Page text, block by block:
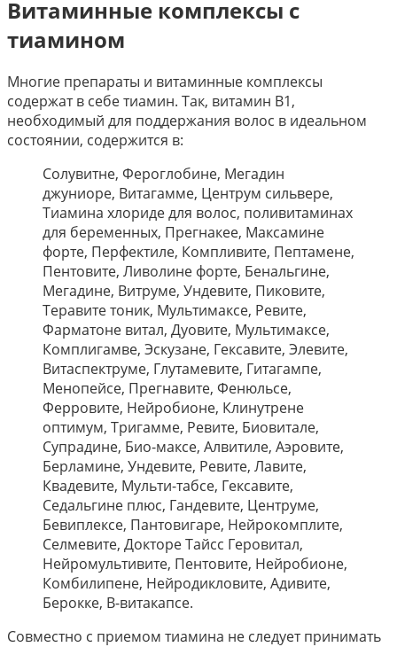
Витаминные комплексы с
тиамином
Многие препараты и витаминные комплексы
содержат в себе тиамин. Так, витамин В1,
необходимый для поддержания волос в идеальном
состоянии, содержится в:
Солувитне, Фероглобине, Мегадин
джуниоре, Витагамме, Центрум сильвере,
Тиамина хлориде для волос, поливитаминах
для беременных, Прегнакее, Максамине
форте, Перфектиле, Компливите, Пептамене,
Пентовите, Ливолине форте, Бенальгине,
Мегадине, Витруме, Ундевите, Пиковите,
Теравите тоник, Мультимаксе, Ревите,
Фарматоне витал, Дуовите, Мультимаксе,
Комплигамве, Эскузане, Гексавите, Элевите,
Витаспектруме, Глутамевите, Гитагампе,
Менопейсе, Прегнавите, Фенюльсе,
Ферровите, Нейробионе, Клинутрене
оптимум, Тригамме, Ревите, Биовитале,
Супрадине, Био-максе, Алвитиле, Аэровите,
Берламине, Ундевите, Ревите, Лавите,
Квадевите, Мульти-табсе, Гексавите,
Седальгине плюс, Гандевите, Центруме,
Бевиплексе, Пантовигаре, Нейрокомплите,
Селмевите, Докторе Тайсс Геровитал,
Нейромультивите, Пентовите, Нейробионе,
Комбилипене, Нейродикловите, Адивите,
Берокке, В-витакапсе.
Совместно с приемом тиамина не следует принимать